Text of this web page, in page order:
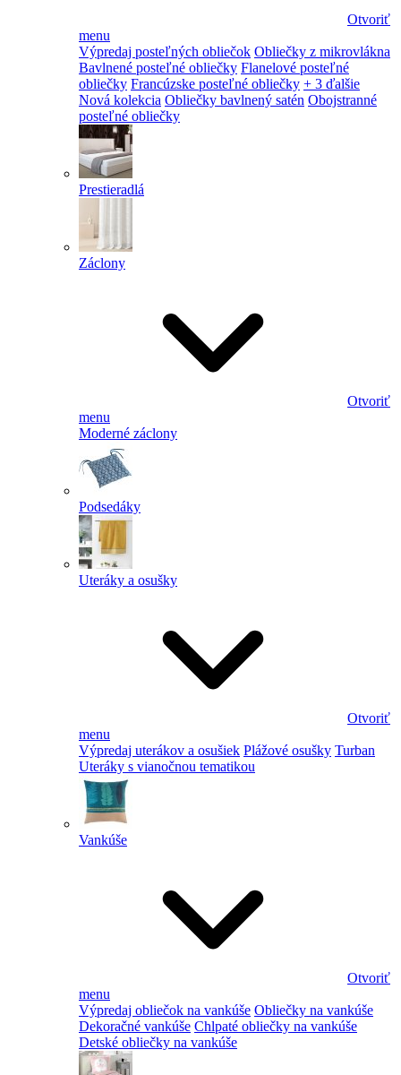
Otvoriť
menu
Výpredaj posteľných obliečok Obliečky z mikrovlákna
Bavlnené posteľné obliečky Flanelové posteľné
obliečky Francúzske posteľné obliečky + 3 ďalšie
Nová kolekcia Obliečky bavlnený satén Obojstranné
posteľné obliečky
Prestieradlá
Záclony
Otvoriť
menu
Moderné záclony
Podsedáky
Uteráky a osušky
Otvoriť
menu
Výpredaj uterákov a osušiek Plážové osušky Turban
Uteráky s vianočnou tematikou
Vankúše
Otvoriť
menu
Výpredaj obliečok na vankúše Obliečky na vankúše
Dekoračné vankúše Chlpaté obliečky na vankúše
Detské obliečky na vankúše